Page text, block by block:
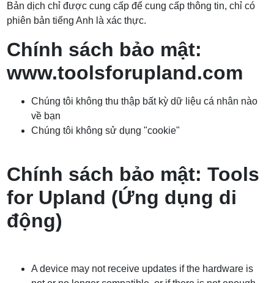
Bản dịch chỉ được cung cấp để cung cấp thông tin, chỉ có
phiên bản tiếng Anh là xác thực.
Chính sách bảo mật:
www.toolsforupland.com
Chúng tôi không thu thập bất kỳ dữ liệu cá nhân nào
về bạn
Chúng tôi không sử dụng "cookie"
Chính sách bảo mật: Tools
for Upland (Ứng dụng di
động)
A device may not receive updates if the hardware is